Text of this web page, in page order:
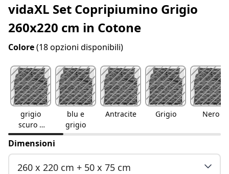
vidaXL Set Copripiumino Grigio
260x220 cm in Cotone
Colore(18 opzioni disponibili)
grigio
scuro e
bianco
blu e
grigio
Antracite Grigio Nero
Dimensioni
260 x 220 cm + 50 x 75 cm